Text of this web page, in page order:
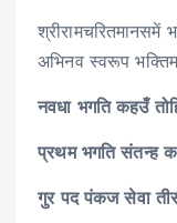
श्रीरामचरितमानसमें
अभिनव स्वरूप
नवधा भगति कहउँ
प्रथम भगति संतन्ह
गुर पद पंकज सेवा